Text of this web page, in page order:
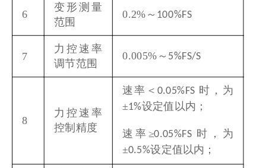
6
变形测量
范围
0.2%～ 100%FS
7
力控速率
调节范围
0.005%～ 5%FS/S
8
力控速率
控制精度
速率＜ 0.05%FS 时，为
±1%设定值以内；
速率≥0.05%FS 时，为
±0.5%设定值以内；